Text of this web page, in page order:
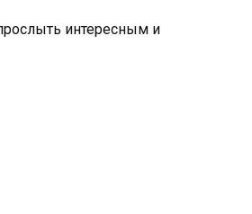
интересным и